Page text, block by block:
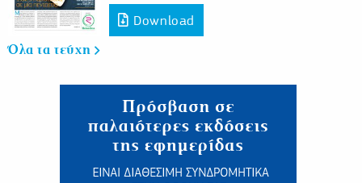
Download
Όλα τα τεύχη